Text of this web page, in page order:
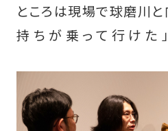
ところは現場で球磨川と
持ちが乗って行けた